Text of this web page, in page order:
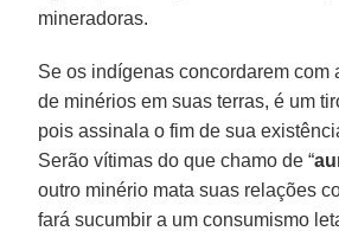
mineradoras.
Se os indígenas concordarem com
de minérios em suas terras, é um
pois assinala o fim de sua
Serão vítimas do que chamo de “
outro minério mata suas relações
fará sucumbir a um consumismo